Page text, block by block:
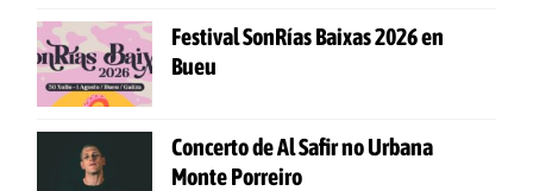
Festival SonRías Baixas 2026 en
Bueu
Concerto de Al Safir no Urbana
Monte Porreiro